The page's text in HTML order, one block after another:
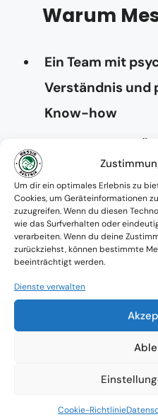
Um dir ein optimales Erlebnis zu
Cookies, um Geräteinformationen
zuzugreifen. Wenn du diesen
wie das Surfverhalten oder
verarbeiten. Wenn du deine
zurückziehst, können bestimmte
beeinträchtigt werden.
Dienste verwalten
Cookie-Richtlinie
Warum
Ein Team mit
Verständnis und
Know-how
Absolute
Einverständnis